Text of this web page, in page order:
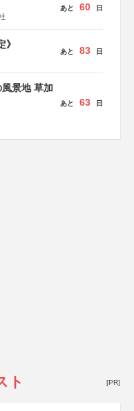
あと 60 日
あと 83 日
景地 草加
あと 63 日
ト [PR]